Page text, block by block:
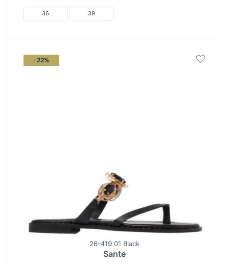
36 39
-22%
26-419 01 Black
Sante